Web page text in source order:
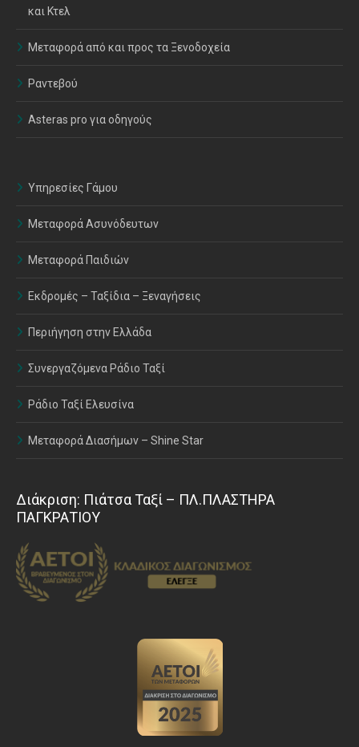
και Κτελ
Μεταφορά από και προς τα Ξενοδοχεία
Ραντεβού
Asteras pro για οδηγούς
Υπηρεσίες Γάμου
Μεταφορά Ασυνόδευτων
Μεταφορά Παιδιών
Εκδρομές – Ταξίδια – Ξεναγήσεις
Περιήγηση στην Ελλάδα
Συνεργαζόμενα Ράδιο Ταξί
Ράδιο Ταξί Ελευσίνα
Μεταφορά Διασήμων – Shine Star
Διάκριση: Πιάτσα Ταξί – ΠΛ.ΠΛΑΣΤΗΡΑ
ΠΑΓΚΡΑΤΙΟΥ